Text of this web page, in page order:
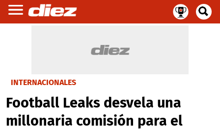
INTERNACIONALES
Football Leaks desvela una
millonaria comisión para el